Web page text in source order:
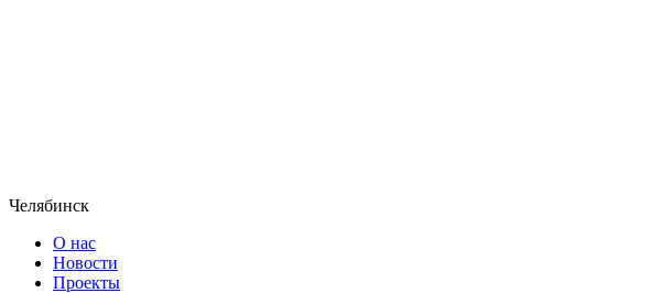
Челябинск
О нас
Новости
Проекты